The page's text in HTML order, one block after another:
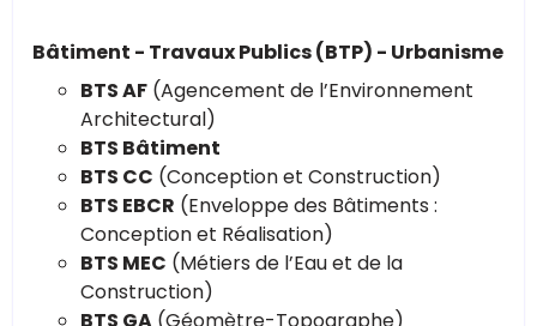
Bâtiment - Travaux Publics (BTP) - Urbanisme
BTS AF (Agencement de l’Environnement
Architectural)
BTS Bâtiment
BTS CC (Conception et Construction)
BTS EBCR (Enveloppe des Bâtiments :
Conception et Réalisation)
BTS MEC (Métiers de l’Eau et de la
Construction)
BTS GA (Géomètre-Topographe)